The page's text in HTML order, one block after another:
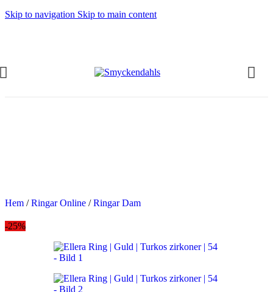
Skip to navigation Skip to main content
Hem / Ringar Online / Ringar Dam
-25%